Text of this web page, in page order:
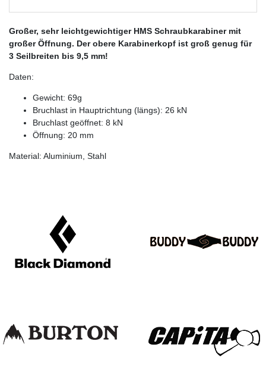
Großer, sehr leichtgewichtiger HMS Schraubkarabiner mit
großer Öffnung. Der obere Karabinerkopf ist groß genug für
3 Seilbreiten bis 9,5 mm!
Daten:
Gewicht: 69g
Bruchlast in Hauptrichtung (längs): 26 kN
Bruchlast geöffnet: 8 kN
Öffnung: 20 mm
Material: Aluminium, Stahl